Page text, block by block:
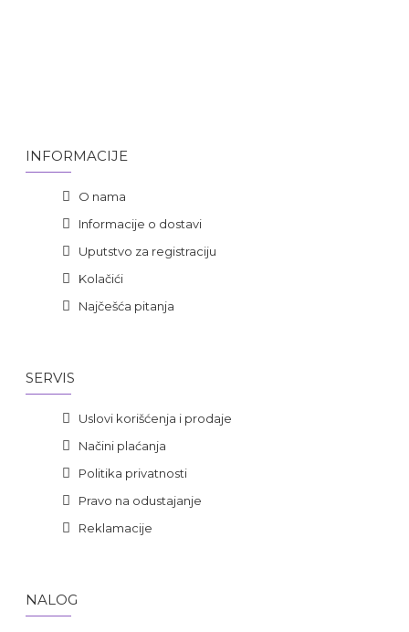
INFORMACIJE
O nama
Informacije o dostavi
Uputstvo za registraciju
Kolačići
Najčešća pitanja
SERVIS
Uslovi korišćenja i prodaje
Načini plaćanja
Politika privatnosti
Pravo na odustajanje
Reklamacije
NALOG